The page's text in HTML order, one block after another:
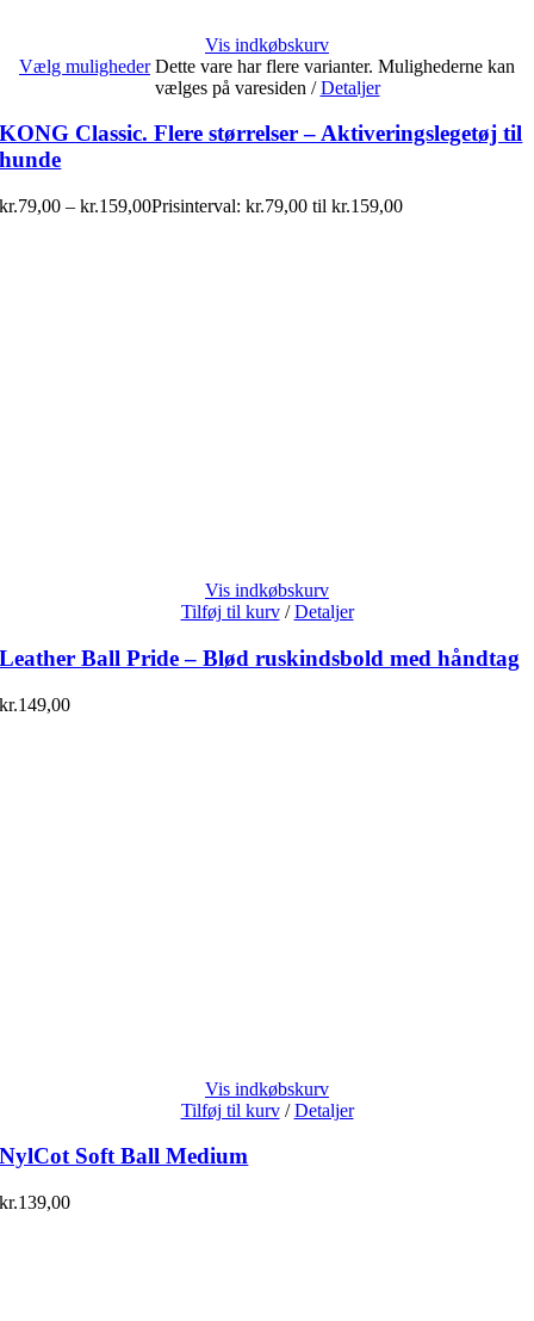
Vis indkøbskurv
Vælg muligheder Dette vare har flere varianter. Mulighederne kan
vælges på varesiden / Detaljer
KONG Classic. Flere størrelser – Aktiveringslegetøj til
hunde
kr.79,00 – kr.159,00Prisinterval: kr.79,00 til kr.159,00
Vis indkøbskurv
Tilføj til kurv / Detaljer
Leather Ball Pride – Blød ruskindsbold med håndtag
kr.149,00
Vis indkøbskurv
Tilføj til kurv / Detaljer
NylCot Soft Ball Medium
kr.139,00